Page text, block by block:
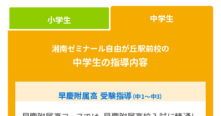
で
ょ
く、やりきる力も鍛えます！ぜ
ひ一度、早慶附属高コースの
ゼミナールの校舎で皆さまと
お会いできることを楽しみに
お待ちしております！
小学生 中学生
湘南ゼミナール自由が丘駅前校の
中学生の指導内容
早慶附属高 受験指導（中1〜中3）